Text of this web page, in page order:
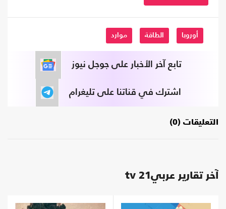
أوروبا الطاقة موارد
تابع آخر الأخبار على جوجل نيوز
اشترك في قناتنا على تليغرام
التعليقات (0)
آخر تقارير عربي21 tv